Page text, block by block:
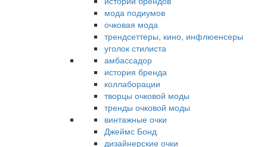
мода подиумов
очковая мода
трендсеттеры, кино, инфлюенсеры
уголок стилиста
амбассадор
история бренда
коллаборации
творцы очковой моды
тренды очковой моды
винтажные очки
Джеймс Бонд
дизайнерские очки